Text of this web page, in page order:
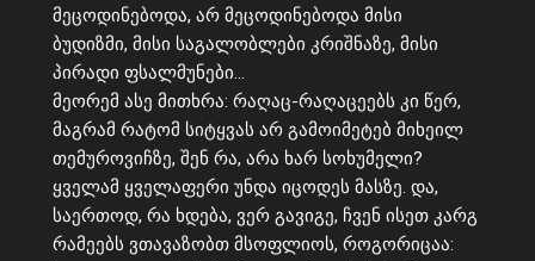
მეცოდინებოდა, არ მეცოდინებოდა მისი
ბუდიზმი, მისი საგალობლები კრიშნაზე, მისი
პირადი ფსალმუნები…
მეორემ ასე მითხრა: რაღაც-რაღაცეებს კი წერ,
მაგრამ რატომ სიტყვას არ გამოიმეტებ მიხეილ
თემუროვიჩზე, შენ რა, არა ხარ სოხუმელი?
ყველამ ყველაფერი უნდა იცოდეს მასზე. და,
საერთოდ, რა ხდება, ვერ გავიგე, ჩვენ ისეთ კარგ
რამეებს ვთავაზობთ მსოფლიოს, როგორიცაა: